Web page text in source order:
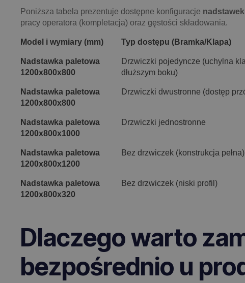
Poniższa tabela prezentuje dostępne konfiguracje
pracy operatora (kompletacja) oraz gęstości składowania.
Model i wymiary (mm) Typ dostępu (Bramka/Klapa)
Nadstawka paletowa
1200x800x800
Drzwiczki pojedyncze (uchylna
dłuższym boku)
Nadstawka paletowa
1200x800x800
Drzwiczki dwustronne (dostęp
Nadstawka paletowa
1200x800x1000
Drzwiczki jednostronne
Nadstawka paletowa
1200x800x1200
Bez drzwiczek (konstrukcja pełna)
Nadstawka paletowa
1200x800x320
Bez drzwiczek (niski profil)
Dlaczego warto
bezpośrednio u